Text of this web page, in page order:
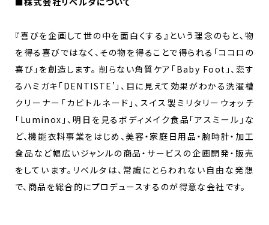
『喜びを企画して世の中を面白くする』という理念のもと、物
を得る喜びではなく、その物を得ることで得られる「ココロの
喜び」を創造します。 削らない角質ケア「Baby Foot」、恋す
るハミガキ「DENTISTE’」、目に見えて効果がわかる洗濯槽
クリーナー「カビトルネード」、スイス製ミリタリーウォッチ
「Luminox」、明日を見るボディメイク食品「アスミール」な
ど、機能衣料事業をはじめ、美容・家庭日用品・腕時計・加工
食品など幅広いジャンルの商品・サービスの企画開発・販売
をしています。リベルタは、常識にとらわれない自由な発想
で、商品を総合的にプロデュースするのが得意な会社です。